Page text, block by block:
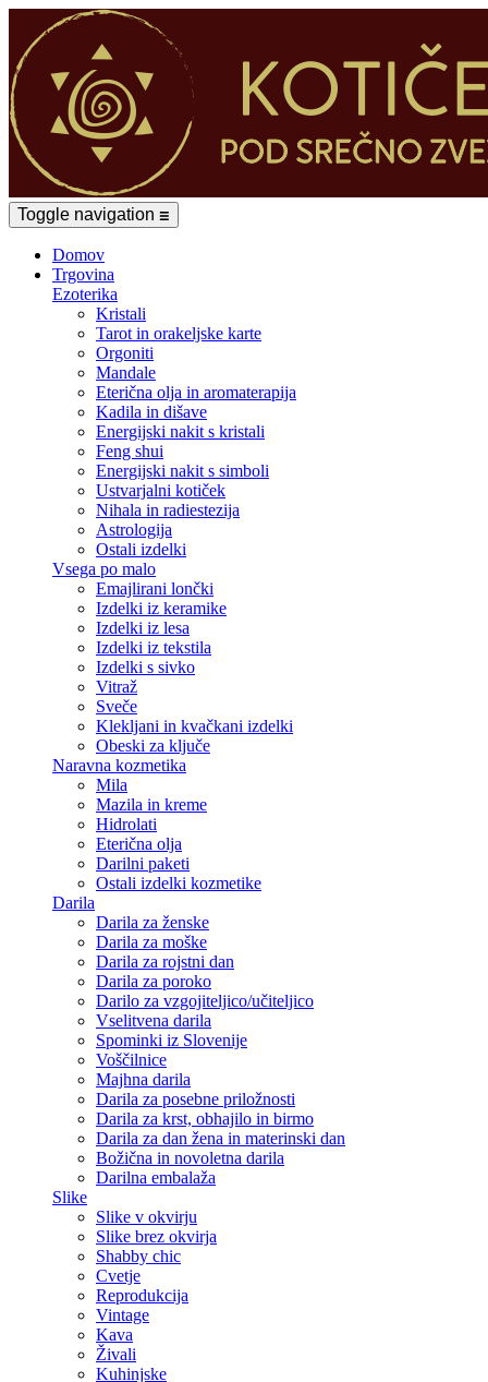
Toggle navigation ☰
Domov
Trgovina
Ezoterika
Kristali
Tarot in orakeljske karte
Orgoniti
Mandale
Eterična olja in aromaterapija
Kadila in dišave
Energijski nakit s kristali
Feng shui
Energijski nakit s simboli
Ustvarjalni kotiček
Nihala in radiestezija
Astrologija
Ostali izdelki
Vsega po malo
Emajlirani lončki
Izdelki iz keramike
Izdelki iz lesa
Izdelki iz tekstila
Izdelki s sivko
Vitraž
Sveče
Klekljani in kvačkani izdelki
Obeski za ključe
Naravna kozmetika
Mila
Mazila in kreme
Hidrolati
Eterična olja
Darilni paketi
Ostali izdelki kozmetike
Darila
Darila za ženske
Darila za moške
Darila za rojstni dan
Darila za poroko
Darilo za vzgojiteljico/učiteljico
Vselitvena darila
Spominki iz Slovenije
Voščilnice
Majhna darila
Darila za posebne priložnosti
Darila za krst, obhajilo in birmo
Darila za dan žena in materinski dan
Božična in novoletna darila
Darilna embalaža
Slike
Slike v okvirju
Slike brez okvirja
Shabby chic
Cvetje
Reprodukcija
Vintage
Kava
Živali
Kuhinjske